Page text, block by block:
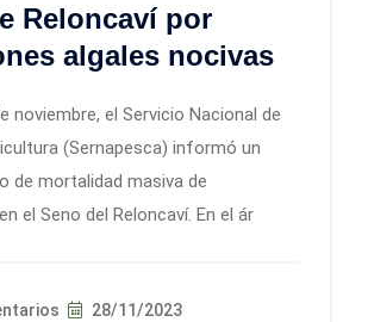
Reloncaví por
algales nocivas
noviembre, el Servicio Nacional de
(Sernapesca) informó un
de mortalidad masiva de
el Seno del Reloncaví. En el ár
28/11/2023